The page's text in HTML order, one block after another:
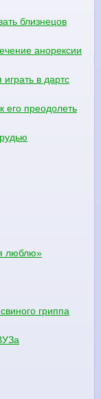
близнецов
анорексии
в дартс
его преодолеть
люблю»
гриппа